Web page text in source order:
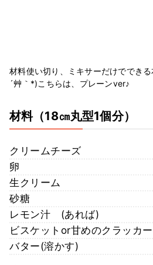
材料使い切り、ミキサーだけででき
´艸｀*)こちらは、プレーンver♪
材料（18㎝丸型1個分）
クリームチーズ
卵
生クリーム
砂糖
レモン汁 (あれば)
ビスケットor甘めのクラッカー
バター(溶かす)